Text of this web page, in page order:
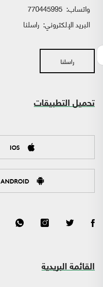
واتساب:
البريد الإلكتروني: راسلنا
راسلنا
تحميل التطبيقات
IOS
ANDROID
القائمة البريدية